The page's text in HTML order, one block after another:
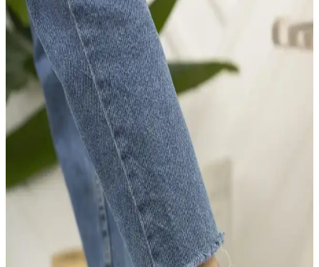
Meyra Topuklu Ayakkabılarda Rahatlık ve Güncel
Trendler Hakkında Detaylı Bilgi
Meyra markasının rahat modelleri ve güncel trendleri, ayak sağlığını
koruyan özellikleriyle şıklık ve konforu bir arada sunar.
Deripabuc Kadın Topuklu Ayakkabı Modelleri:
Şıklık ve Konforun Bir Arada Sunulduğu Çeşitler
Deripabuc’un geniş ürün yelpazesi, farklı topuk yüksekliği ve
tasarımlarla kadınlara şıklık ve konforu bir arada sunar. Günlük ve
özel günler için ideal modeller içerir.
Abiye Ayakkabılarda Rahatlık ve Stil Dengesi: Uzun
Süreli Kullanım İçin İpuçları
Abiye ayakkabılar, şıklık ve rahatlık arasında denge kurmayı
sağlayan tasarımlarla öne çıkar. Uzun saatler rahatlıkla kullanılabilen
modeller, stil ve konforu bir arada sunar.